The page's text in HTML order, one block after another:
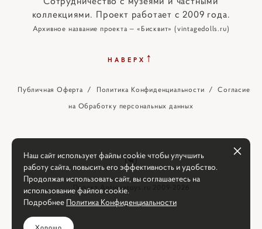
коллекциями. Проект работает с 2009 года.
Архивное название проекта — «Бисквит» (vintagedolls.ru)
НАВЕРХ ↑
Публичная Оферта / Политика Конфиденциальности /Согласие
на Обработку персональных данных
Проект Antiquetoys.ru 2009-2026
Наш сайт использует файлы cookie чтобы улучшить
работу сайта, повысить его эффективность и удобство.
Продолжая использовать сайт, вы соглашаетесь на
использование файлов cookie.
Подробнее Политика Конфиденциальности
Хорошо